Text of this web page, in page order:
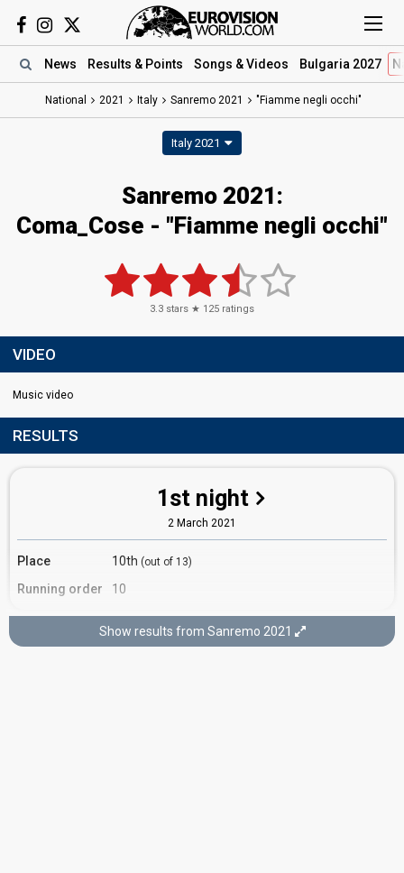
News Results & Points Songs & Videos Bulgaria 2027
National 2021 Italy Sanremo 2021 "Fiamme negli occhi"
Italy 2021
Sanremo 2021:
Coma_Cose - "Fiamme negli occhi"
3.3 stars ★ 125 ratings
VIDEO
Music video
RESULTS
1st night
2 March 2021
Place 10th (out of 13)
Running order 10
3rd night
Show results from Sanremo 2021